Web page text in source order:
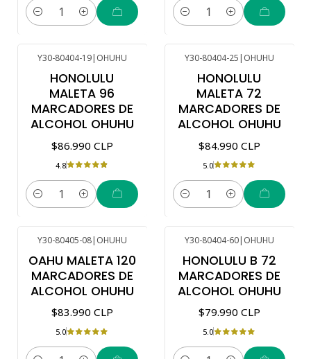
Cantidad Cantidad
Y30-80404-19| OHUHU
HONOLULU
MALETA 96
MARCADORES DE
ALCOHOL OHUHU
$86.990 CLP
4.8
Cantidad
Y30-80404-25| OHUHU
HONOLULU
MALETA 72
MARCADORES DE
ALCOHOL OHUHU
$84.990 CLP
5.0
Cantidad
Y30-80405-08| OHUHU
OAHU MALETA 120
MARCADORES DE
ALCOHOL OHUHU
$83.990 CLP
5.0
Y30-80404-60| OHUHU
HONOLULU B 72
MARCADORES DE
ALCOHOL OHUHU
$79.990 CLP
5.0